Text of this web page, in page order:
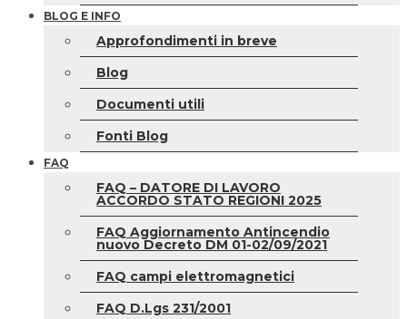
BLOG E INFO
Approfondimenti in breve
Blog
Documenti utili
Fonti Blog
FAQ
FAQ – DATORE DI LAVORO
ACCORDO STATO REGIONI 2025
FAQ Aggiornamento Antincendio
nuovo Decreto DM 01-02/09/2021
FAQ campi elettromagnetici
FAQ D.Lgs 231/2001